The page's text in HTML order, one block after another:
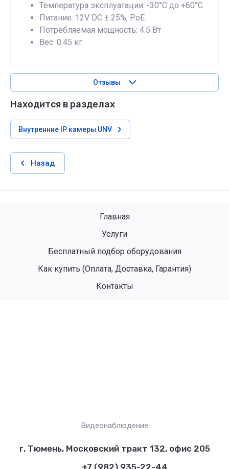
Температура эксплуатации: -30°C до +60°C
Питание: 12V DC ± 25%, PoE
Потребляемая мощность: 4.5 Вт
Вес: 0.45 кг
Отзывы
Находится в разделах
Внутренние IP камеры UNV
Назад
Главная
Услуги
Бесплатный подбор оборудования
Как купить (Оплата, Доставка, Гарантия)
Контакты
Видеонаблюдение
г. Тюмень, Московский тракт 132, офис 205
+7 (982) 935-22-44